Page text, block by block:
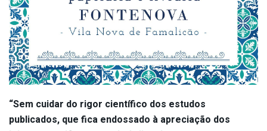
“Sem cuidar do rigor científico dos estudos
publicados, que fica endossado à apreciação dos